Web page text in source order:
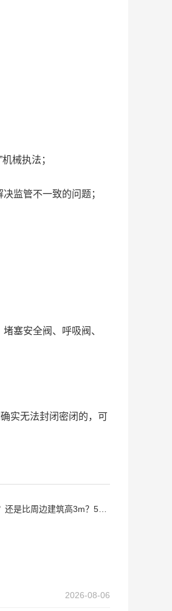
械执法；
监管不一致的问题；
塞安全阀、呼吸阀、
实无法封闭密闭的，可
是比周边建筑高3m？5m？
2026-08-06